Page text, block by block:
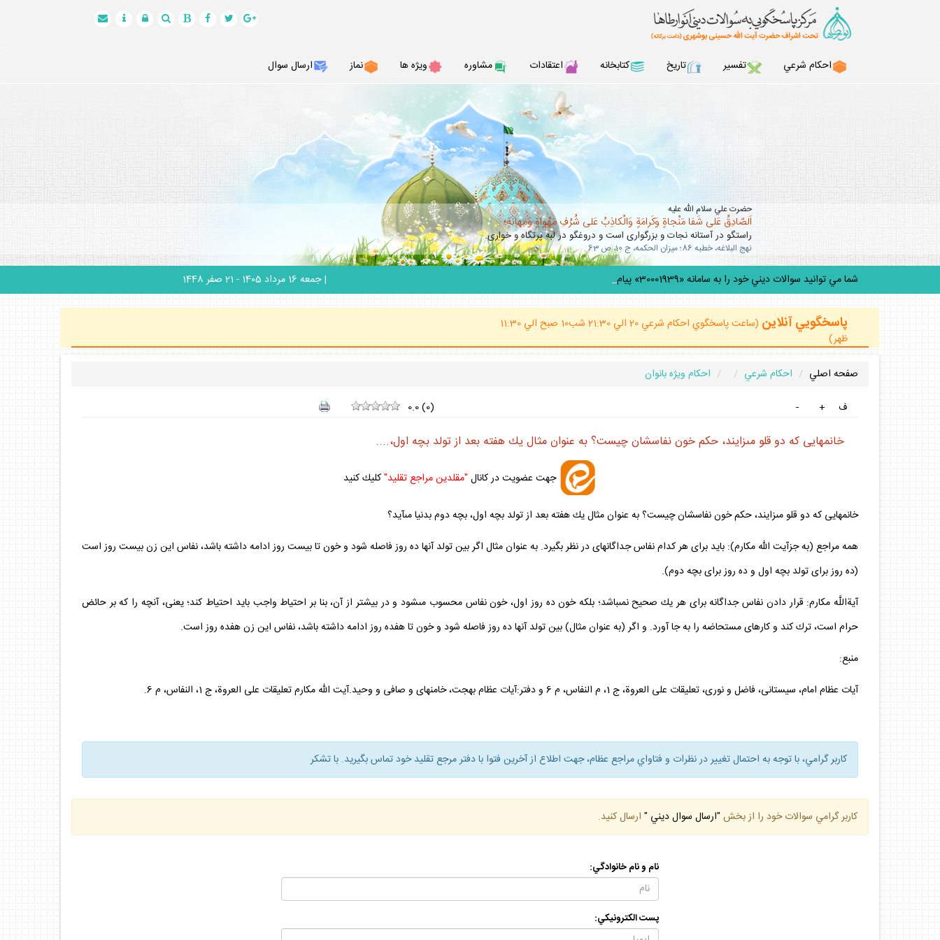
احكام شرعي تفسير تاريخ كتابخانه اعتقادات مشاوره ويژه ها نماز ارسال سوال
حضرت علي سلام الله عليه
اَلصّادِقُ عَلى شَفا مَنْجاةٍ وَكَرامَةٍ وَالْكاذِبُ عَلى شُرُفِ مَهْواةٍ وَمَهانَةٍ؛
راستگو در آستانه نجات و بزرگوارى است و دروغگو در لبه پرتگاه و خوارى.
نهج البلاغه، خطبه 86؛ ميزان الحكمه، ج 10، ص 63 .
شما مي توانيد سوالات ديني خود را به سامانه «30001939» پيامك كنيد | جمعه 16 مرداد 1405 - 21 صفر 1448
پاسخگويي آنلاين
(ساعت پاسخگوي احكام شرعي 20 الي 21:30 شب10 صبح الي 11:30
ظهر)
صفحه اصلي احكام شرعي
احكام ويژه بانوان
ف
+
-
0.0(0)
خانم‏هايى كه دو قلو مى‏زايند، حكم خون نفاسشان چيست؟ به عنوان مثال يك هفته بعد از تولد بچه اول،....
جهت عضويت در كانال "مقلدين مراجع تقليد"كليك كنيد
خانم‏هايى كه دو قلو مى‏زايند، حكم خون نفاسشان چيست؟ به عنوان مثال يك هفته بعد از تولد بچه اول، بچه دوم بدنيا مى‏آيد؟
همه مراجع (به جزآيت الله مكارم): بايد براى هر كدام نفاس جداگانه‏اى در نظر بگيرد. به عنوان مثال اگر بين تولد آنها ده روز فاصله شود و خون تا بيست روز ادامه داشته باشد، نفاس اين زن بيست روز است
(ده روز براى تولد بچه اول و ده روز براى بچه دوم).
آيةاللَّه مكارم: قرار دادن نفاس جداگانه براى هر يك صحيح نمى‏باشد؛ بلكه خون ده روز اول، خون نفاس محسوب مى‏شود و در بيشتر از آن، بنا بر احتياط واجب بايد احتياط كند؛ يعنى، آنچه را كه بر حائض
حرام است، ترك كند و كارهاى مستحاضه را به جا آورد. و اگر (به عنوان مثال) بين تولد آنها ده روز فاصله شود و خون تا هفده روز ادامه داشته باشد، نفاس اين زن هفده روز است.
منبع:
آيات عظام امام، سيستانى، فاضل و نورى، تعليقات على العروة، ج 1، م النفاس، م 6 و دفتر:آيات عظام بهجت، خامنه‏اى و صافى و وحيد.آيت الله مكارم تعليقات على العروة، ج 1، النفاس، م 6.
كاربر گرامي، با توجه به احتمال تغيير در نظرات و فتاواي مراجع عظام، جهت اطلاع از آخرين فتوا با دفتر مرجع تقليد خود تماس بگيريد. با تشكر
كاربر گرامي سوالات خود را از بخش "ارسال سوال ديني " ارسال كنيد.
نام و نام خانوادگي:
پست الكترونيكي: